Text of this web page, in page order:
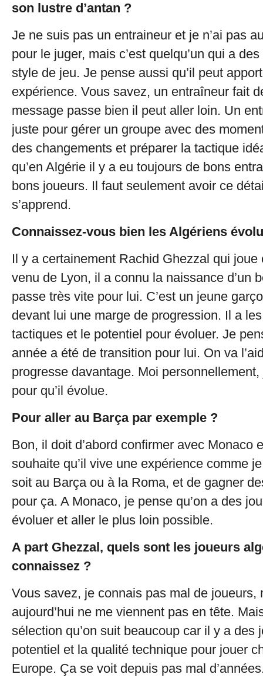
son lustre d’antan ?
Je ne suis pas un entraineur et je n’ai pas
pour le juger, mais c’est quelqu’un qui a
style de jeu. Je pense aussi qu’il peut
expérience. Vous savez, un entraîneur fait
message passe bien il peut aller loin. Un
juste pour gérer un groupe avec des
des changements et préparer la tactique
qu’en Algérie il y a eu toujours de bons
bons joueurs. Il faut seulement avoir ce
s’apprend.
Connaissez-vous bien les Algériens
Il y a certainement Rachid Ghezzal qui joue
venu de Lyon, il a connu la naissance d’un
passe très vite pour lui. C’est un jeune
devant lui une marge de progression. Il a
tactiques et le potentiel pour évoluer. Je
année a été de transition pour lui. On va
progresse davantage. Moi personnellement,
pour qu’il évolue.
Pour aller au Barça par exemple ?
Bon, il doit d’abord confirmer avec Monaco
souhaite qu’il vive une expérience comme
soit au Barça ou à la Roma, et de gagner
pour ça. A Monaco, je pense qu’on a des
évoluer et aller le plus loin possible.
A part Ghezzal, quels sont les joueurs
connaissez ?
Vous savez, je connais pas mal de joueurs,
aujourd’hui ne me viennent pas en tête.
sélection qu’on suit beaucoup car il y a des
potentiel et la qualité technique pour jouer
Europe. Ça se voit depuis pas mal